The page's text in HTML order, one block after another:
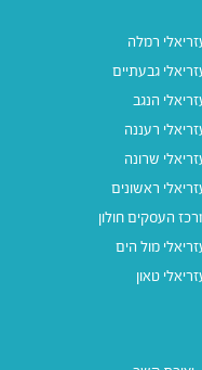
רמלה
גבעתיים
הנגב
רעננה
שרונה
ראשונים
העסקים חולון
מול הים
טאון